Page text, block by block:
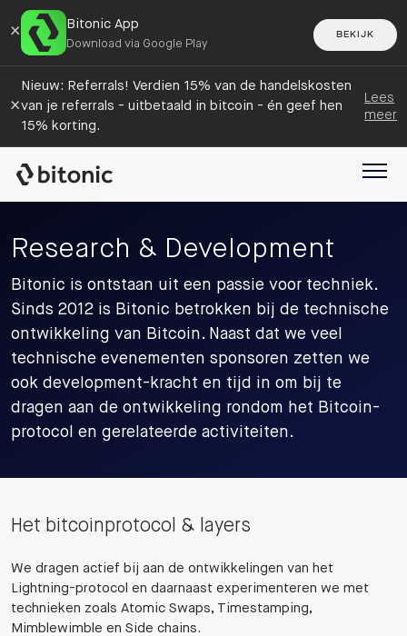
× Bitonic App
Download via Google Play
BEKIJK
×
Nieuw: Referrals! Verdien 15% van de handelskosten
van je referrals - uitbetaald in bitcoin - én geef hen
15% korting.
Lees
meer
Research & Development
Bitonic is ontstaan uit een passie voor techniek.
Sinds 2012 is Bitonic betrokken bij de technische
ontwikkeling van Bitcoin. Naast dat we veel
technische evenementen sponsoren zetten we
ook development-kracht en tijd in om bij te
dragen aan de ontwikkeling rondom het Bitcoin-
protocol en gerelateerde activiteiten.
Het bitcoinprotocol & layers
We dragen actief bij aan de ontwikkelingen van het
Lightning-protocol en daarnaast experimenteren we met
technieken zoals Atomic Swaps, Timestamping,
Mimblewimble en Side chains.